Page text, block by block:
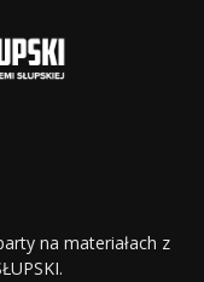
na materiałach z